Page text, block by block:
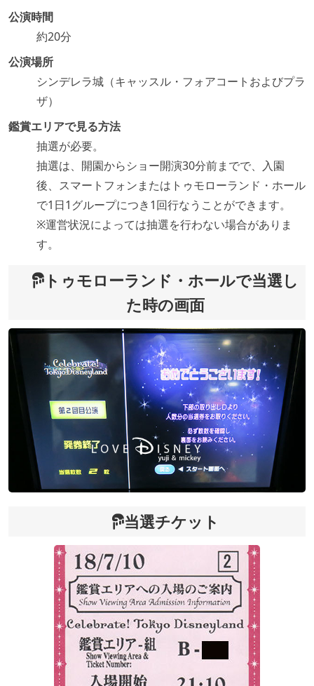
公演時間
約20分
公演場所
シンデレラ城（キャッスル・フォアコートおよびプラ
ザ）
鑑賞エリアで見る方法
抽選が必要。
抽選は、開園からショー開演30分前までで、入園
後、スマートフォンまたはトゥモローランド・ホール
で1日1グループにつき1回行なうことができます。
※運営状況によっては抽選を行わない場合がありま
す。
トゥモローランド・ホールで当選し
た時の画面
当選チケット